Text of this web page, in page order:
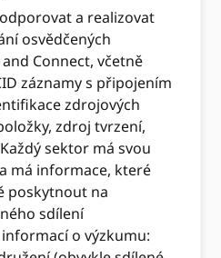
a realizovat
osvědčených
Connect, včetně
záznamy s připojením
zdrojových
zdroj tvrzení,
sektor má svou
má informace, které
poskytnout na
sdílení
o výzkumu: